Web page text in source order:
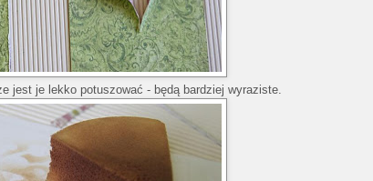
jest je lekko potuszować - będą bardziej wyraziste.